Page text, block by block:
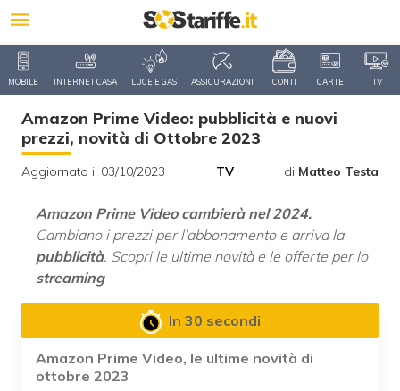
MOBILE INTERNET CASA LUCE E GAS ASSICURAZIONI CONTI CARTE TV
Amazon Prime Video: pubblicità e nuovi
prezzi, novità di Ottobre 2023
Aggiornato il 03/10/2023 TV di Matteo Testa
Amazon Prime Video cambierà nel 2024.
Cambiano i prezzi per l'abbonamento e arriva la
pubblicità. Scopri le ultime novità e le offerte per lo
streaming
In 30 secondi
Amazon Prime Video, le ultime novità di
ottobre 2023